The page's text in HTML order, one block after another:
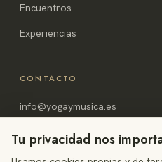
Encuentros
Experiencias
CONTACTO
info@yogaymusica.es
Alicante, España
Tu privacidad nos